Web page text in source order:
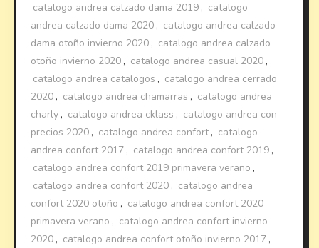
catalogo andrea calzado dama 2019 , catalogo
andrea calzado dama 2020 , catalogo andrea calzado
dama otoño invierno 2020 , catalogo andrea calzado
otoño invierno 2020 , catalogo andrea casual 2020 ,
catalogo andrea catalogos , catalogo andrea cerrado
2020 , catalogo andrea chamarras , catalogo andrea
charly , catalogo andrea cklass , catalogo andrea con
precios 2020 , catalogo andrea confort, catalogo
andrea confort 2017 , catalogo andrea confort 2019 ,
catalogo andrea confort 2019 primavera verano ,
catalogo andrea confort 2020 , catalogo andrea
confort 2020 otoño , catalogo andrea confort 2020
primavera verano , catalogo andrea confort invierno
2020 , catalogo andrea confort otoño invierno 2017 ,